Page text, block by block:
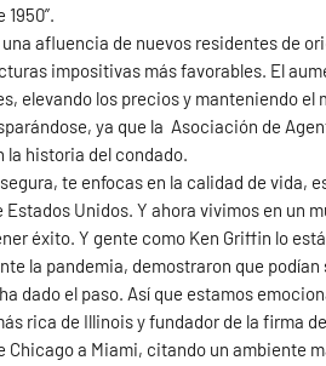
afluencia de nuevos residentes de
impositivas más favorables. El
elevando los precios y manteniendo
ya que la Asociación de
la historia del condado.
te enfocas en la calidad de vida,
Unidos. Y ahora vivimos en un
éxito. Y gente como Ken Griffin lo
la pandemia, demostraron que
dado el paso. Así que estamos
rica de Illinois y fundador de la firma
Chicago a Miami, citando un ambiente